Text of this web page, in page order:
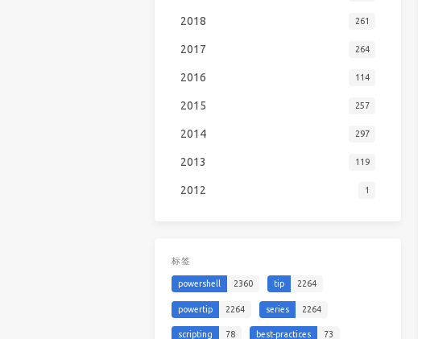
2018 261
2017 264
2016 114
2015 257
2014 297
2013 119
2012 1
标签
powershell 2360 tip 2264
powertip 2264 series 2264
scripting 78 best-practices 73